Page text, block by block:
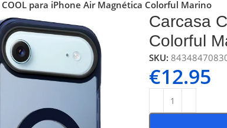
COOL para iPhone Air Magnética Colorful Marino
Carcasa
Colorful
SKU:
€12.95